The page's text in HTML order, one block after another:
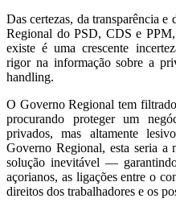
Das certezas, da transparência
Regional do PSD, CDS e
existe é uma crescente
rigor na informação sobre a
handling.
O Governo Regional tem
procurando proteger um
privados, mas altamente
Governo Regional, esta seria
solução inevitável —
açorianos, as ligações entre o
direitos dos trabalhadores e os